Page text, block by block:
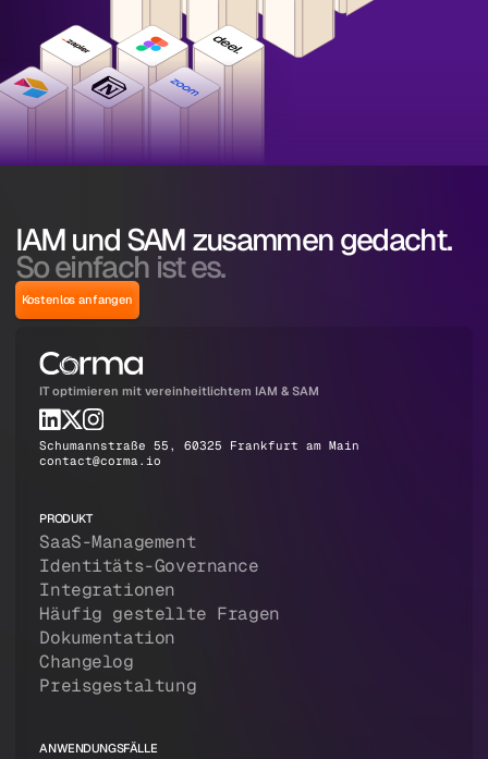
IAM und SAM zusammen gedacht.
So einfach ist es.
Kostenlos anfangen
IT optimieren mit vereinheitlichtem IAM & SAM
Schumannstraße 55, 60325 Frankfurt am Main
contact@corma.io
PRODUKT
SaaS-Management
Identitäts-Governance
Integrationen
Häufig gestellte Fragen
Dokumentation
Changelog
Preisgestaltung
ANWENDUNGSFÄLLE